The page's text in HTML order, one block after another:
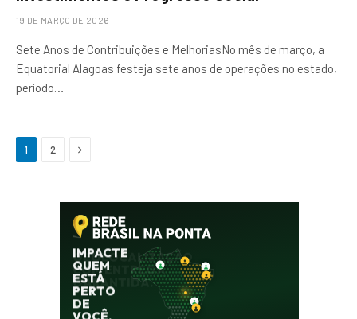
19 DE MARÇO DE 2026
Sete Anos de Contribuições e MelhoriasNo mês de março, a
Equatorial Alagoas festeja sete anos de operações no estado,
período…
1 2 Next